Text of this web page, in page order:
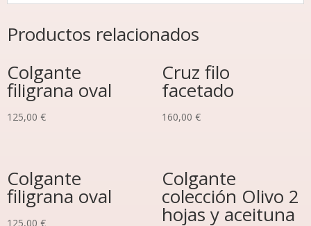
Productos relacionados
Colgante
filigrana oval
125,00 €
Cruz filo
facetado
160,00 €
Colgante
filigrana oval
125,00 €
Colgante
colección Olivo 2
hojas y aceituna